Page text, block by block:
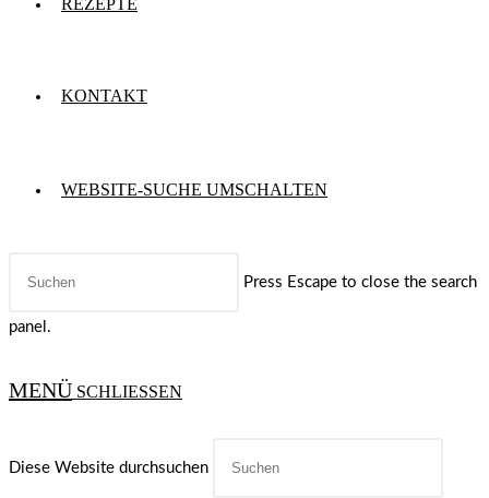
REZEPTE
KONTAKT
WEBSITE-SUCHE UMSCHALTEN
Press Escape to close the search
panel.
MENÜ SCHLIESSEN
Diese Website durchsuchen